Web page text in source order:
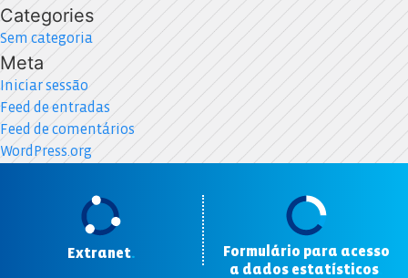
Categories
Sem categoria
Meta
Iniciar sessão
Feed de entradas
Feed de comentários
WordPress.org
Extranet.
Formulário para acesso
a dados estatísticos